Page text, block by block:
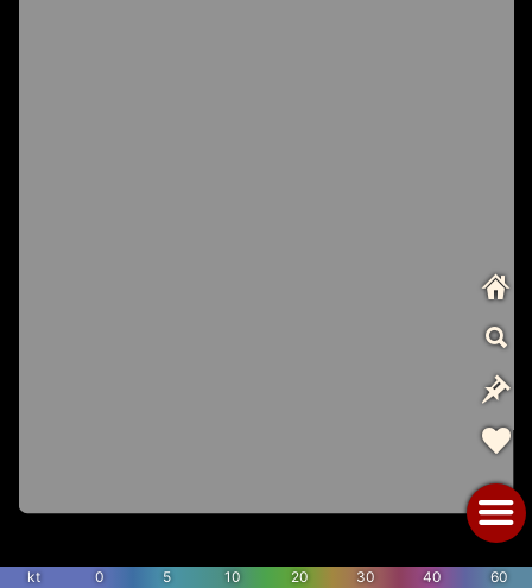
kt 0 5 10 20 30 40 60